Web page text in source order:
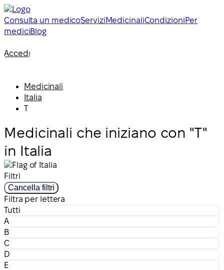
Consulta un medicoServiziMedicinaliCondizioniPer
mediciBlog
Accedi
Medicinali
Italia
T
Medicinali che iniziano con "T"
in Italia
Filtri
Cancella filtri
Filtra per lettera
Tutti
A
B
C
D
E